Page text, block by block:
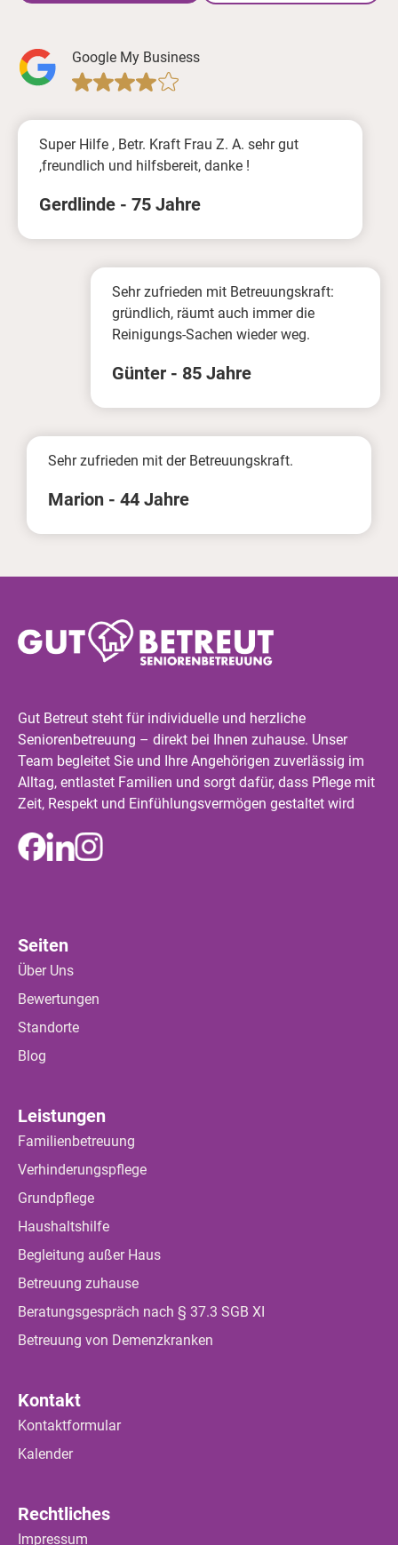
Google My Business
Super Hilfe , Betr. Kraft Frau Z. A. sehr gut
,freundlich und hilfsbereit, danke !
Gerdlinde - 75 Jahre
Sehr zufrieden mit Betreuungskraft:
gründlich, räumt auch immer die
Reinigungs-Sachen wieder weg.
Günter - 85 Jahre
Sehr zufrieden mit der Betreuungskraft.
Marion - 44 Jahre
Gut Betreut steht für individuelle und herzliche
Seniorenbetreuung – direkt bei Ihnen zuhause. Unser
Team begleitet Sie und Ihre Angehörigen zuverlässig im
Alltag, entlastet Familien und sorgt dafür, dass Pflege mit
Zeit, Respekt und Einfühlungsvermögen gestaltet wird
Seiten
Über Uns
Bewertungen
Standorte
Blog
Leistungen
Familienbetreuung
Verhinderungspflege
Grundpflege
Haushaltshilfe
Begleitung außer Haus
Betreuung zuhause
Beratungsgespräch nach § 37.3 SGB XI
Betreuung von Demenzkranken
Kontakt
Kontaktformular
Kalender
Rechtliches
Impressum